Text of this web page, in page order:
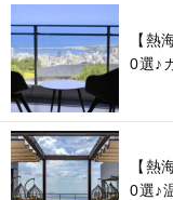
【熱
0選♪
【熱
0選♪